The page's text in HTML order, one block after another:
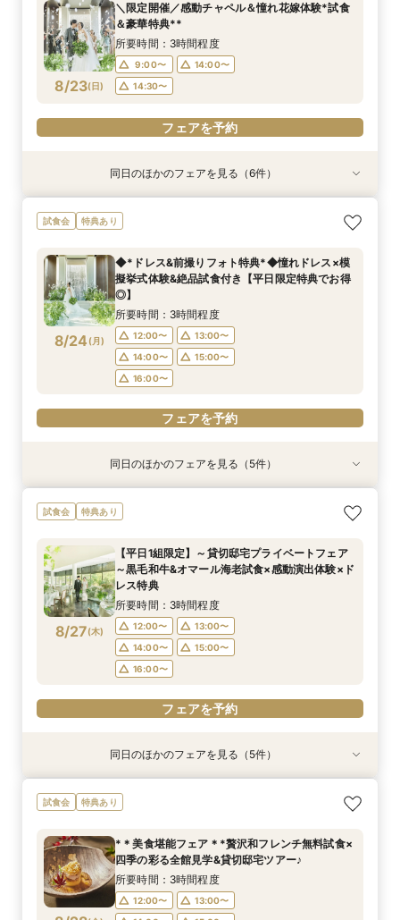
8/22 (土)
写真などおふたりの希望をじっくり伺い専属プラ
ンナーがご提案♪
所要時間：3時間程度
14:30〜
フェアを予約
8/22 (土)
9:00〜
18:00〜
フェアを予約
8/22 (土)
9:00〜
14:30〜
フェアを予約
8/22 (土)
9:00〜
14:30〜
18:00〜
フェアを予約
8/22 (土)
9:00〜
14:30〜
フェアを予約
8/22 (土)
9:00〜
14:30〜
フェアを予約
8/23(日)
＼限定開催／感動チャペル＆憧れ花嫁体験*試食
＆豪華特典**
所要時間：3時間程度
9:00〜
14:00〜
14:30〜
フェアを予約
特典あり
8/23(日)
【和婚をお考えの方へ】1stステップ相談会◎挙
式会場見学&「和」の演出体験♪常陸牛と旬のお魚
写真などおふたりの希望をじっくり伺い専属プラ
ンナーがご提案♪
所要時間：3時間程度
14:30〜
フェアを予約
8/23(日)
【タイパ重視！60分で完結◎】会場案内＆相談
会
9:00〜
14:00〜
フェアを予約
特典あり
8/23(日)
【6名～30名の少人数婚】挙式＆会食Newプラ
ン誕生！無料試食付
9:00〜
14:00〜
フェアを予約
特典あり
8/23(日)
【1件目がお得】1stステップ相談&試食×予算相談
*ギフト券プレゼント
9:00〜
14:00〜
フェアを予約
特典あり
8/23(日)
＼茨城人気3会場一気に見学！／憧れ花嫁体験×
贅沢フィレ試食◎
9:00〜
14:00〜
フェアを予約
8/23(日)
【2件目以降に】ふたりの悩みを解消！*徹底比
較相談会*
9:00〜
14:00〜
フェアを予約
同日のほかのフェアを見る（6件）
試食会 特典あり
8/24 (月)
◆*ドレス&前撮りフォト特典*◆憧れドレス×模
擬挙式体験&絶品試食付き【平日限定特典でお得
◎】
所要時間：3時間程度
12:00〜
13:00〜
14:00〜
15:00〜
16:00〜
フェアを予約
8/24(月)
【タイパ重視！60分で完結◎】オンラインで会
場案内＆相談会
12:00〜
13:00〜
16:00〜
フェアを予約
特典あり
8/24(月)
【6名～30名の少人数婚】挙式＆会食Newプラ
ン誕生！無料試食付
12:00〜
13:00〜
14:00〜
16:00〜
フェアを予約
特典あり
8/24(月)
1件目がお得★1stステップ相談会＆試食×予算相
談*商品券1万円
12:00〜
13:00〜
14:00〜
16:00〜
フェアを予約
8/24(月)
【2件目以上の方】最短60分！《会場選び&見積
もり》徹底比較相談会
12:00〜
13:00〜
14:00〜
16:00〜
フェアを予約
特典あり
8/24(月)
【和婚をお考えの方へ】挙式会場見学&「和」の
演出体験♪常陸牛と旬のお魚料理の贅沢食べ比べ
希望をじっくり伺い専属プランナーがご提案♪
所要時間：3時間程度
12:00〜
14:00〜
15:00〜
16:00〜
フェアを予約
同日のほかのフェアを見る（5件）
試食会 特典あり
8/27(木)
【平日1組限定】～貸切邸宅プライベートフェア
～黒毛和牛&オマール海老試食×感動演出体験×ド
レス特典
所要時間：3時間程度
12:00〜
13:00〜
14:00〜
15:00〜
16:00〜
フェアを予約
8/27(木)
【タイパ重視！60分で完結◎】オンラインで会
場案内＆相談会
12:00〜
13:00〜
16:00〜
17:00〜
特典あり
8/27(木)
【6名～30名の少人数婚】挙式＆会食Newプラ
ン誕生！無料試食付
12:00〜
13:00〜
14:00〜
15:00〜
16:00〜
特典あり
8/27(木)
1件目がお得★1stステップ相談会＆試食×予算相
談*商品券1万円
12:00〜
13:00〜
14:00〜
15:00〜
16:00〜
8/27(木)
【2件目以上の方】最短60分！《会場選び&見積
もり》徹底比較相談会
12:00〜
13:00〜
14:00〜
15:00〜
16:00〜
特典あり
8/27(木)
【和婚をお考えの方へ】挙式会場見学&「和」の
演出体験♪常陸牛と旬のお魚料理の贅沢食べ比べ
希望をじっくり伺い専属プランナーがご提案♪
所要時間：3時間程度
14:00〜
15:00〜
16:00〜
同日のほかのフェアを見る（5件）
試食会 特典あり
*＊美食堪能フェア＊*贅沢和フレンチ無料試食×
四季の彩る全館見学&貸切邸宅ツアー♪
所要時間：3時間程度
12:00〜
13:00〜